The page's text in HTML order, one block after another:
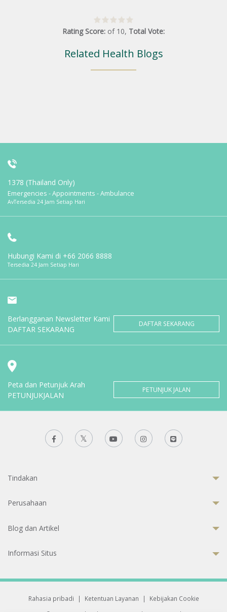
Rating Score: of 10, Total Vote:
Related Health Blogs
1378 (Thailand Only)
Emergencies - Appointments - Ambulance
AvTersedia 24 Jam Setiap Hari
Hubungi Kami di +66 2066 8888
Tersedia 24 Jam Setiap Hari
Berlangganan Newsletter Kami
DAFTAR SEKARANG
DAFTAR SEKARANG
Peta dan Petunjuk Arah
PETUNJUKJALAN
PETUNJUK JALAN
Tindakan
Perusahaan
Blog dan Artikel
Informasi Situs
Rahasia pribadi | Ketentuan Layanan |
Kebijakan Cookie